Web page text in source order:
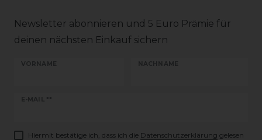
Newsletter abonnieren und 5 Euro Prämie für
deinen nächsten Einkauf sichern
VORNAME NACHNAME
E-MAIL **
Newsletter
Hiermit bestätige ich, dass ich die Daten­schutz­erklärung gelesen